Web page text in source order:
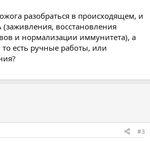
разобраться в происходящем, и
(заживления, восстановления
и нормализации иммунитета), а
то есть ручные работы, или
#3